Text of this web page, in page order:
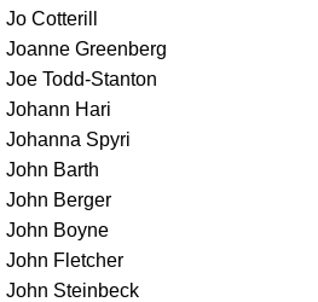
Jo Cotterill
Joanne Greenberg
Joe Todd-Stanton
Johann Hari
Johanna Spyri
John Barth
John Berger
John Boyne
John Fletcher
John Steinbeck